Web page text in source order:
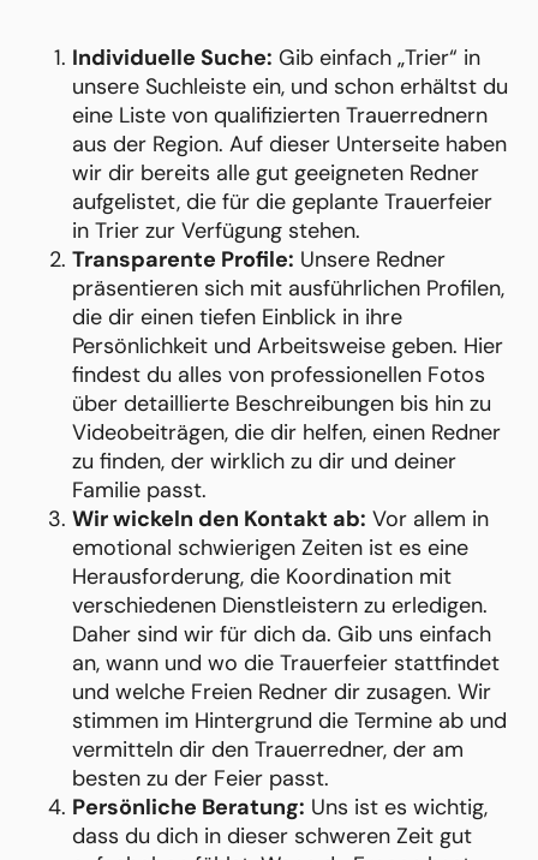
Individuelle Suche: Gib einfach „Trier“ in
unsere Suchleiste ein, und schon erhältst du
eine Liste von qualifizierten Trauerrednern
aus der Region. Auf dieser Unterseite haben
wir dir bereits alle gut geeigneten Redner
aufgelistet, die für die geplante Trauerfeier
in Trier zur Verfügung stehen.
Transparente Profile: Unsere Redner
präsentieren sich mit ausführlichen Profilen,
die dir einen tiefen Einblick in ihre
Persönlichkeit und Arbeitsweise geben. Hier
findest du alles von professionellen Fotos
über detaillierte Beschreibungen bis hin zu
Videobeiträgen, die dir helfen, einen Redner
zu finden, der wirklich zu dir und deiner
Familie passt.
Wir wickeln den Kontakt ab: Vor allem in
emotional schwierigen Zeiten ist es eine
Herausforderung, die Koordination mit
verschiedenen Dienstleistern zu erledigen.
Daher sind wir für dich da. Gib uns einfach
an, wann und wo die Trauerfeier stattfindet
und welche Freien Redner dir zusagen. Wir
stimmen im Hintergrund die Termine ab und
vermitteln dir den Trauerredner, der am
besten zu der Feier passt.
Persönliche Beratung: Uns ist es wichtig,
dass du dich in dieser schweren Zeit gut